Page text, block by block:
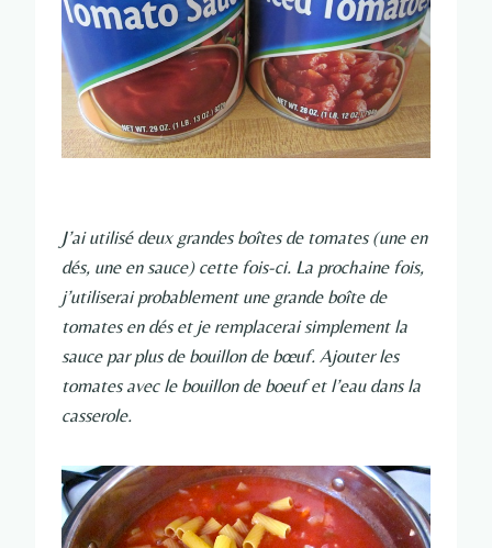
J’ai utilisé deux grandes boîtes de tomates (une en
dés, une en sauce) cette fois-ci. La prochaine fois,
j’utiliserai probablement une grande boîte de
tomates en dés et je remplacerai simplement la
sauce par plus de bouillon de bœuf. Ajouter les
tomates avec le bouillon de boeuf et l’eau dans la
casserole.